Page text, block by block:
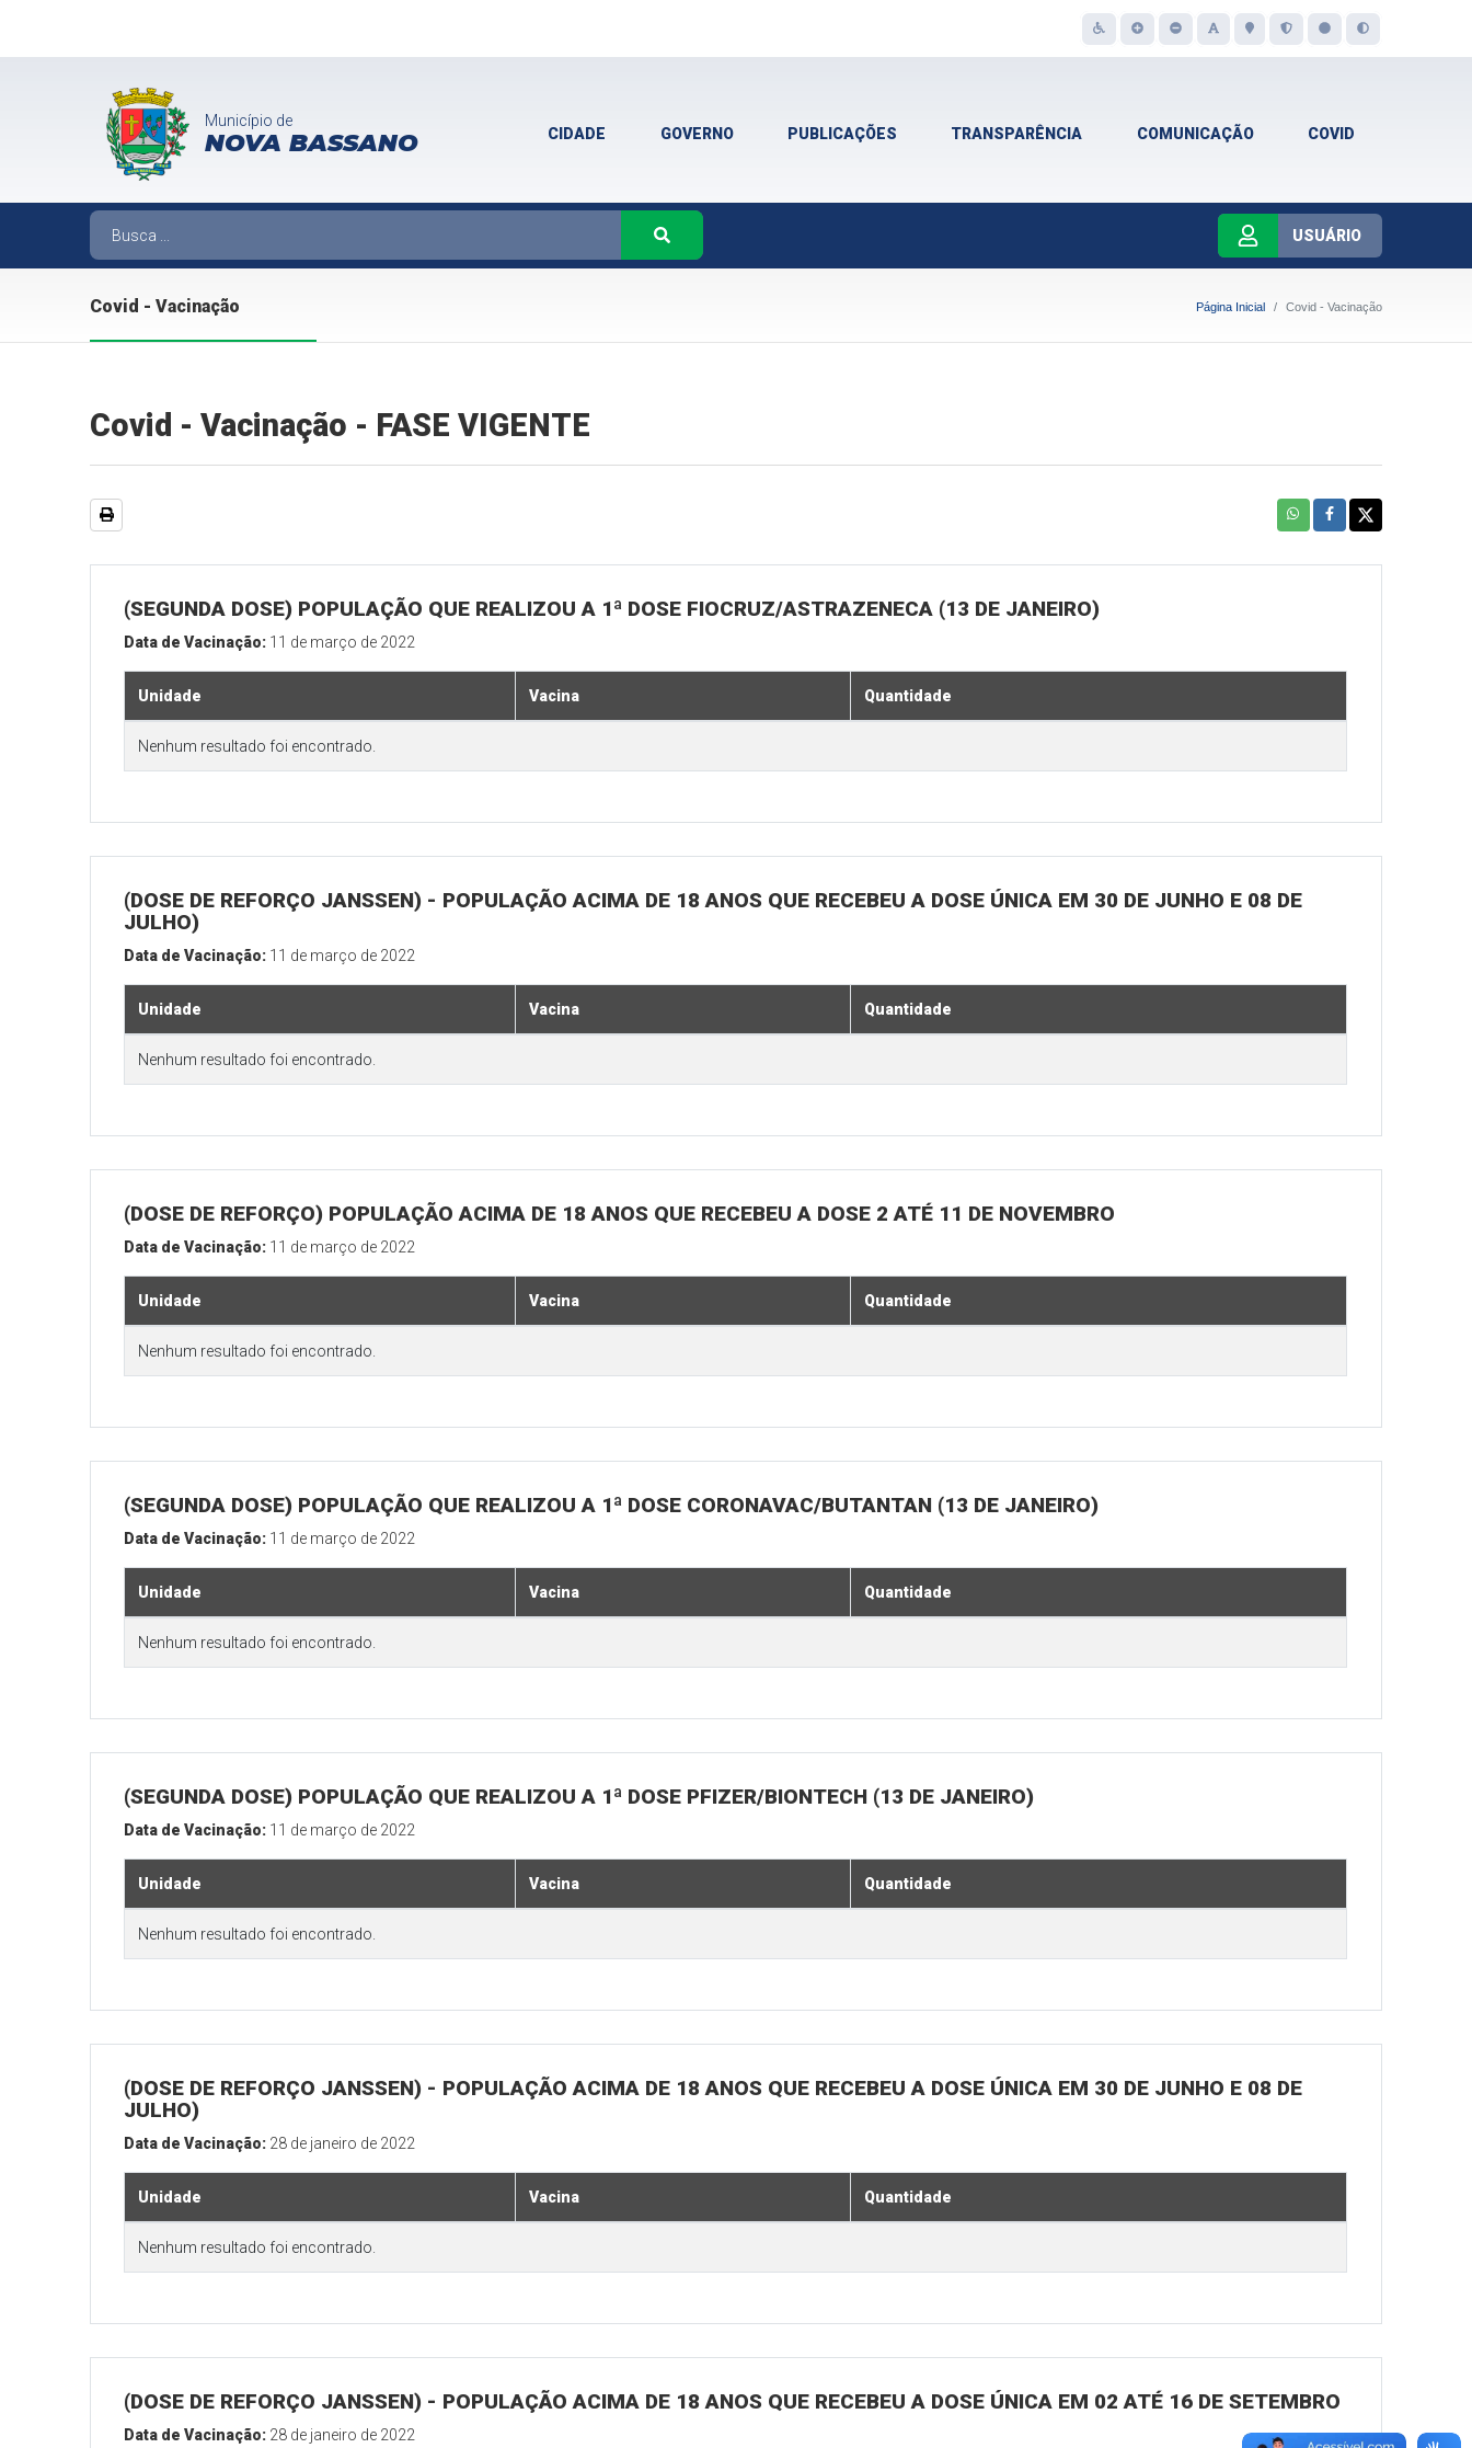
Município de
NOVA BASSANO CIDADE GOVERNO PUBLICAÇÕES TRANSPARÊNCIA COMUNICAÇÃO COVID
USUÁRIO
Covid - Vacinação Página Inicial Covid - Vacinação
Covid - Vacinação - FASE VIGENTE
(SEGUNDA DOSE) POPULAÇÃO QUE REALIZOU A 1ª DOSE FIOCRUZ/ASTRAZENECA (13 DE JANEIRO)
Data de Vacinação: 11 de março de 2022
Unidade Vacina Quantidade
Nenhum resultado foi encontrado.
(DOSE DE REFORÇO JANSSEN) - POPULAÇÃO ACIMA DE 18 ANOS QUE RECEBEU A DOSE ÚNICA EM 30 DE JUNHO E 08 DE
JULHO)
Data de Vacinação: 11 de março de 2022
Unidade Vacina Quantidade
Nenhum resultado foi encontrado.
(DOSE DE REFORÇO) POPULAÇÃO ACIMA DE 18 ANOS QUE RECEBEU A DOSE 2 ATÉ 11 DE NOVEMBRO
Data de Vacinação: 11 de março de 2022
Unidade Vacina Quantidade
Nenhum resultado foi encontrado.
(SEGUNDA DOSE) POPULAÇÃO QUE REALIZOU A 1ª DOSE CORONAVAC/BUTANTAN (13 DE JANEIRO)
Data de Vacinação: 11 de março de 2022
Unidade Vacina Quantidade
Nenhum resultado foi encontrado.
(SEGUNDA DOSE) POPULAÇÃO QUE REALIZOU A 1ª DOSE PFIZER/BIONTECH (13 DE JANEIRO)
Data de Vacinação: 11 de março de 2022
Unidade Vacina Quantidade
Nenhum resultado foi encontrado.
(DOSE DE REFORÇO JANSSEN) - POPULAÇÃO ACIMA DE 18 ANOS QUE RECEBEU A DOSE ÚNICA EM 30 DE JUNHO E 08 DE
JULHO)
Data de Vacinação: 28 de janeiro de 2022
Unidade Vacina Quantidade
Nenhum resultado foi encontrado.
(DOSE DE REFORÇO JANSSEN) - POPULAÇÃO ACIMA DE 18 ANOS QUE RECEBEU A DOSE ÚNICA EM 02 ATÉ 16 DE SETEMBRO
Data de Vacinação: 28 de janeiro de 2022